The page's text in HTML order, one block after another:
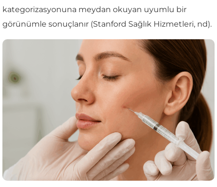
kategorizasyonuna meydan okuyan uyumlu bir
görünümle sonuçlanır (Stanford Sağlık Hizmetleri, nd).